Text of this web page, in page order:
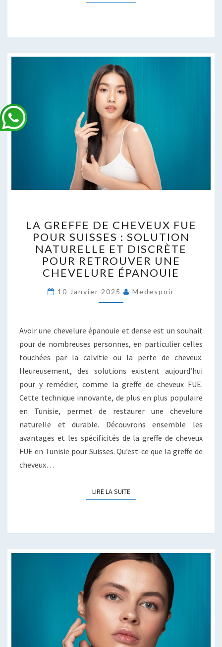
GREFFE
DE
CHEVEUX
FUE
POUR
SUISSES
:
SOLUTION
DISCRÈTE
POUR
RETROUVER
UNE
ÉPANOUIE
LA GREFFE DE CHEVEUX FUE
POUR SUISSES : SOLUTION
NATURELLE ET DISCRÈTE
POUR RETROUVER UNE
CHEVELURE ÉPANOUIE
10 Janvier 2025 Medespoir
Avoir une chevelure épanouie et dense est un souhait
pour de nombreuses personnes, en particulier celles
touchées par la calvitie ou la perte de cheveux.
Heureusement, des solutions existent aujourd’hui
pour y remédier, comme la greffe de cheveux FUE.
Cette technique innovante, de plus en plus populaire
en Tunisie, permet de restaurer une chevelure
naturelle et durable. Découvrons ensemble les
avantages et les spécificités de la greffe de cheveux
FUE en Tunisie pour Suisses. Qu’est-ce que la greffe de
cheveux…
LIRE LA SUITELIRE LA SUITE